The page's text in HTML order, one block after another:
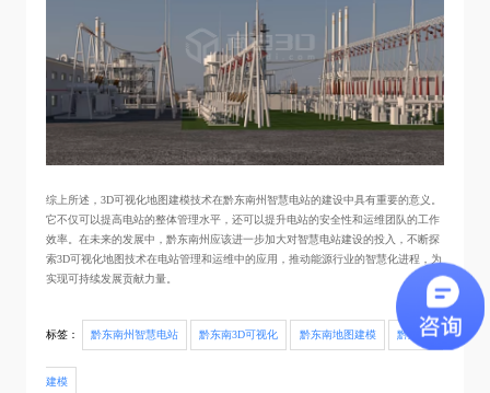
综上所述，3D可视化地图建模技术在黔东南州智慧电站的建设中具有重要的意义。
它不仅可以提高电站的整体管理水平，还可以提升电站的安全性和运维团队的工作
效率。在未来的发展中，黔东南州应该进一步加大对智慧电站建设的投入，不断探
索3D可视化地图技术在电站管理和运维中的应用，推动能源行业的智慧化进程，为
实现可持续发展贡献力量。
标签： 黔东南州智慧电站 黔东南3D可视化 黔东南地图建模 黔东南3D
建模